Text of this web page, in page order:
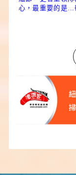
心，最重要的是…